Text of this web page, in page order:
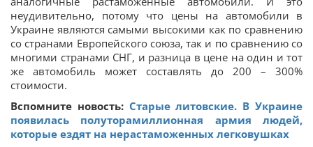
неудивительно, потому что цены на автомобили в
Украине являются самыми высокими как по сравнению
со странами Европейского союза, так и по сравнению со
многими странами СНГ, и разница в цене на один и тот
же автомобиль может составлять до 200 – 300%
стоимости.
Вспомните новость: Старые литовские. В Украине
появилась полуторамиллионная армия людей,
которые ездят на нерастаможенных легковушках